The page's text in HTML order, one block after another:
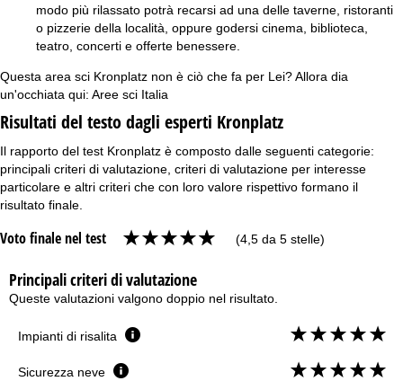
modo più rilassato potrà recarsi ad una delle taverne, ristoranti
o pizzerie della località, oppure godersi cinema, biblioteca,
teatro, concerti e offerte benessere.
Questa area sci Kronplatz non è ciò che fa per Lei? Allora dia
un'occhiata qui: Aree sci Italia
Risultati del testo dagli esperti Kronplatz
Il rapporto del test Kronplatz è composto dalle seguenti categorie:
principali criteri di valutazione, criteri di valutazione per interesse
particolare e altri criteri che con loro valore rispettivo formano il
risultato finale.
Voto finale nel test (4,5 da 5 stelle)
Principali criteri di valutazione
Queste valutazioni valgono doppio nel risultato.
Impianti di risalita
Sicurezza neve